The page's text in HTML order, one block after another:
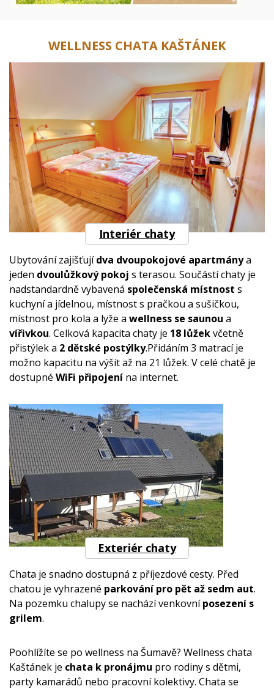
WELLNESS CHATA KAŠTÁNEK
Interiér chaty
Ubytování zajišťujídva dvoupokojové apartmánya
jeden dvoulůžkový pokoj s terasou. Součástí chaty je
nadstandardně vybavená společenská místnost s
kuchyní a jídelnou, místnost s pračkou a sušičkou,
místnost pro kola a lyže a wellness se saunou a
vířivkou. Celková kapacita chaty je 18 lůžekvčetně
přistýlek a 2 dětské postýlky.Přidáním 3 matrací je
možno kapacitu na výšit až na 21 lůžek. V celé chatě je
dostupné WiFi připojení na internet.
Exteriér chaty
Chata je snadno dostupná z příjezdové cesty. Před
chatou je vyhrazené parkování pro pět až sedm aut.
Na pozemku chalupy se nachází venkovníposezení s
grilem.
Poohlížíte se po wellness na Šumavě? Wellness chata
Kaštánek je chata k pronájmu pro rodiny s dětmi,
party kamarádů nebo pracovní kolektivy. Chata se